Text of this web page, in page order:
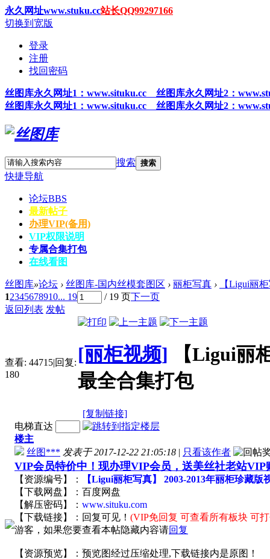
永久网址www.stuku.cc站长QQ99297166
切换到宽版
登录
注册
找回密码
丝图 库永久网址1 ：www.situku.cc 丝图库永久网址2：
丝图 库永久网址1 ：www.situku.cc 丝图库永久网址2：
搜索 搜索
快捷导航
论坛BBS
最新帖子
办理VIP(备用)
VIP权限说明
专属合集打包
在线看图
丝图库»论坛 › 丝图库-国内丝模套图区 › 丽柜写真 ›
【Ligui丽
12345678910... 19 / 19 页下一页
返回列表 发帖
查看: 44715|回复:
180
[丽柜视频]
【Ligui丽
最全合集打包
[复制链接]
电梯直达
楼主
丝图*** 发表于 2017-12-22 21:05:18 | 只看该作者
VIP会员特价中！现办理VIP会员，送美丝社老站VIP
【资源编号】：
【Ligui丽柜写真】 2003-2013年丽柜珍藏版
【下载网盘】：百度网盘
【解压密码】： www.situku.com
【下载链接】：回复可见！ (VIP免回复 可查看所有板块 可
游客，如果您要查看本帖隐藏内容请回复
【资源预览】：预览图经过压缩处理,下载链接内是原图！